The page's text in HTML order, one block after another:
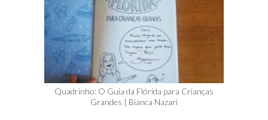
Quadrinho: O Guia da Flórida para Crianças
Grandes | Bianca Nazari